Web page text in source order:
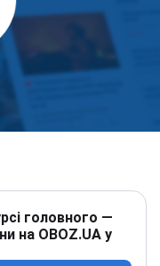
головного —
на OBOZ.UA у